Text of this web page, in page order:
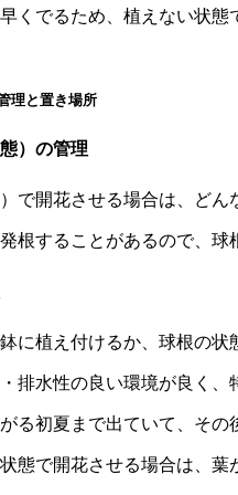
くでるため、植えない状
理と置き場所
）の管理
で開花させる場合は、ど
根することがあるので、
に植え付けるか、球根の
排水性の良い環境が良く
る初夏まで出ていて、その
態で開花させる場合は、